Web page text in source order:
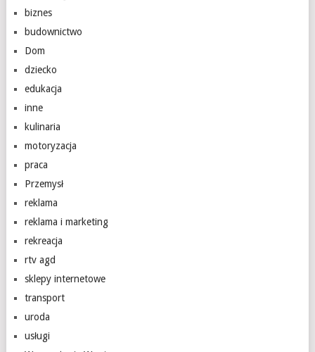
biznes
budownictwo
Dom
dziecko
edukacja
inne
kulinaria
motoryzacja
praca
Przemysł
reklama
reklama i marketing
rekreacja
rtv agd
sklepy internetowe
transport
uroda
usługi